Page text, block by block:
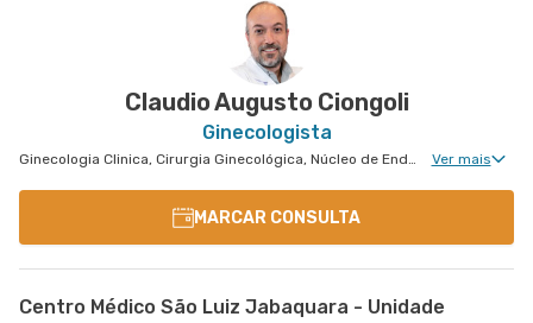
Claudio Augusto Ciongoli
Ginecologista
Ginecologia Clinica, Cirurgia Ginecológica, Núcleo de Endometriose, Ginecologia Videohisteroscopia Ver mais
MARCAR CONSULTA
Centro Médico São Luiz Jabaquara - Unidade